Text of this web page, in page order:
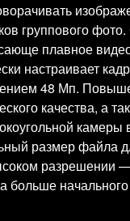
группового
плавное
настраивает
48 Мп.
качества, а
камеры
размер файла
разрешении